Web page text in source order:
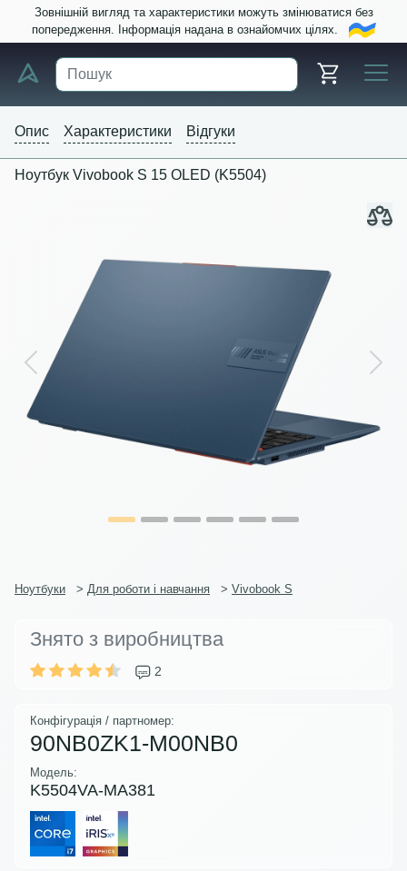
Зовнішній вигляд та характеристики можуть змінюватися без
попередження. Інформація надана в ознайомчих цілях.
Опис Характеристики Відгуки
Ноутбук Vivobook S 15 OLED (K5504)
Previous Next
Ноутбуки > Для роботи і навчання > Vivobook S
Знято з виробництва
2
Конфігурація / партномер:
90NB0ZK1-M00NB0
Модель:
K5504VA-MA381